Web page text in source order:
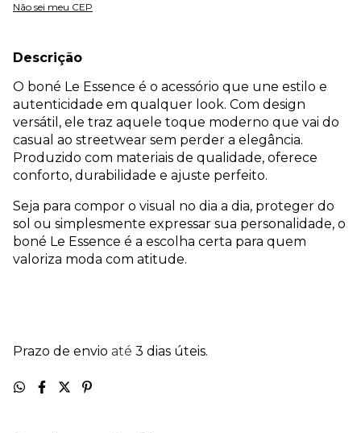
Não sei meu CEP
Descrição
O boné Le Essence é o acessório que une estilo e
autenticidade em qualquer look. Com design
versátil, ele traz aquele toque moderno que vai do
casual ao streetwear sem perder a elegância.
Produzido com materiais de qualidade, oferece
conforto, durabilidade e ajuste perfeito.
Seja para compor o visual no dia a dia, proteger do
sol ou simplesmente expressar sua personalidade, o
boné Le Essence é a escolha certa para quem
valoriza moda com atitude.
Prazo de envio até 3 dias úteis.